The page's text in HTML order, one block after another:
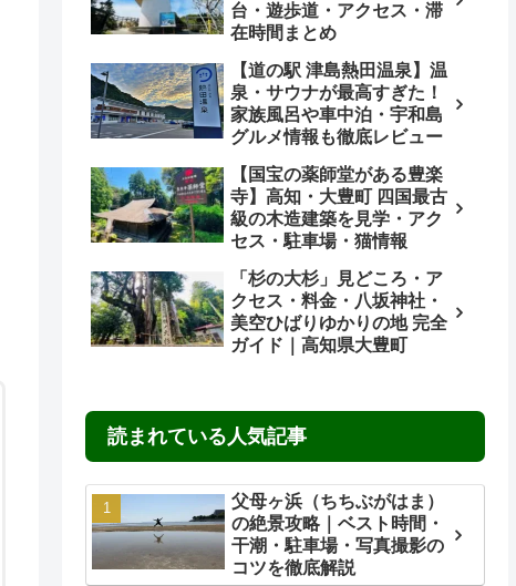
台・遊歩道・アクセス・滞
在時間まとめ
【道の駅 津島熱田温泉】温
泉・サウナが最高すぎた！
家族風呂や車中泊・宇和島
グルメ情報も徹底レビュー
【国宝の薬師堂がある豊楽
寺】高知・大豊町 四国最古
級の木造建築を見学・アク
セス・駐車場・猫情報
「杉の大杉」見どころ・ア
クセス・料金・八坂神社・
美空ひばりゆかりの地 完全
ガイド｜高知県大豊町
読まれている人気記事
父母ヶ浜（ちちぶがはま）
の絶景攻略｜ベスト時間・
干潮・駐車場・写真撮影の
コツを徹底解説